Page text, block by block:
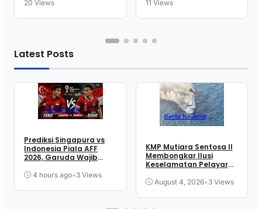
20 Views
11 Views
Latest Posts
Bolatainment
Prediksi Singapura vs
Indonesia Piala AFF
2026, Garuda Wajib
4 hours ago• 3 Views
Berita Nasional
KMP Mutiara Sentosa II
Membongkar Ilusi
Keselamatan Pelayaran
August 4, 2026• 3 Views